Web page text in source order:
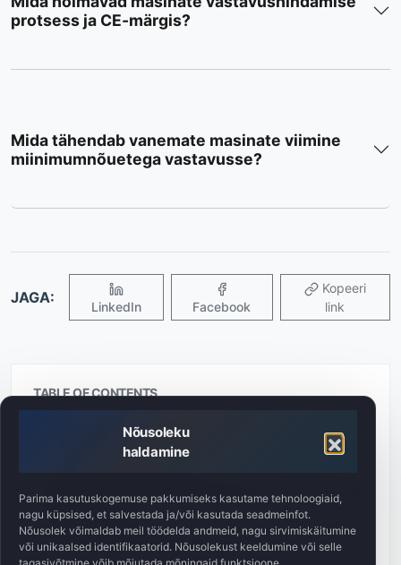
Nõusoleku
haldamine
Parima kasutuskogemuse pakkumiseks kasutame tehnoloogiaid,
nagu küpsised, et salvestada ja/või kasutada seadmeinfot.
Nõusolek võimaldab meil töödelda andmeid, nagu sirvimiskäitumine
või unikaalsed identifikaatorid. Nõusolekust keeldumine või selle
protsess ja CE-märgis?
Mida tähendab vanemate masinate viimine
miinimumnõuetega vastavusse?
JAGA:
LinkedIn Facebook
Kopeeri
link
TABLE OF CONTENTS
Masinaohutus: põhitõed
Audit ja riskianalüüs
Masinaohutus: CE-sertifitseerimine ja masinate
kohandamine
Vastavushindamise protseduur